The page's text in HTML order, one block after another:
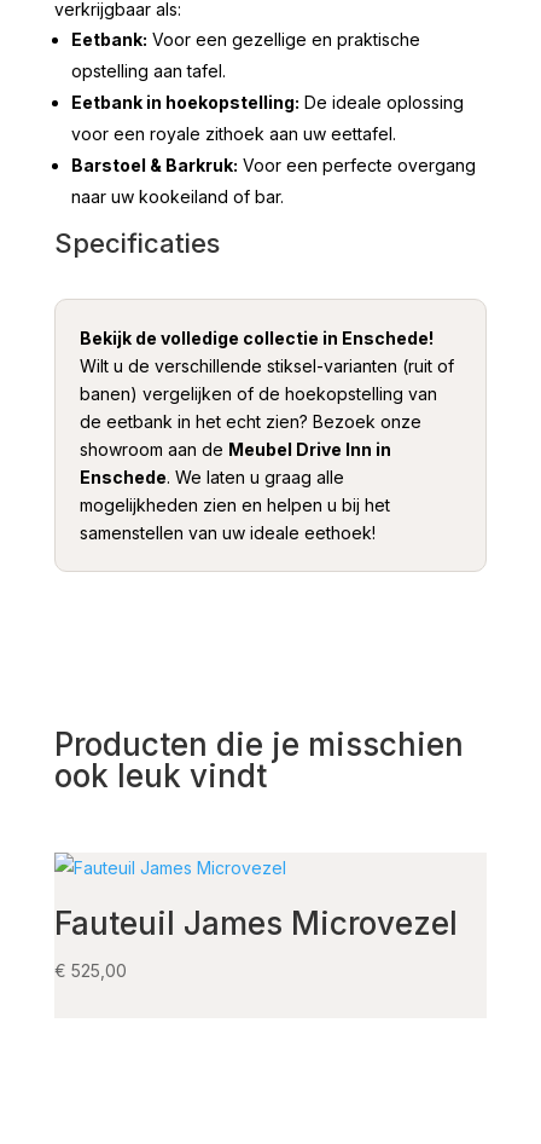
verkrijgbaar als:
Eetbank: Voor een gezellige en praktische
opstelling aan tafel.
Eetbank in hoekopstelling: De ideale oplossing
voor een royale zithoek aan uw eettafel.
Barstoel & Barkruk: Voor een perfecte overgang
naar uw kookeiland of bar.
Specificaties
Bekijk de volledige collectie in Enschede!
Wilt u de verschillende stiksel-varianten (ruit of
banen) vergelijken of de hoekopstelling van
de eetbank in het echt zien? Bezoek onze
showroom aan de Meubel Drive Inn in
Enschede. We laten u graag alle
mogelijkheden zien en helpen u bij het
samenstellen van uw ideale eethoek!
Producten die je misschien
ook leuk vindt
Fauteuil James Microvezel
€ 525,00